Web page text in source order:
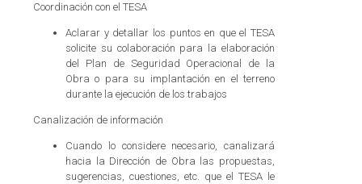
Coordinación con el TESA
Aclarar y detallar los puntos en que el TESA
solicite su colaboración para la elaboración
del Plan de Seguridad Operacional de la
Obra o para su implantación en el terreno
durante la ejecución de los trabajos
Canalización de información
Cuando lo considere necesario, canalizará
hacia la Dirección de Obra las propuestas,
sugerencias, cuestiones, etc. que el TESA le